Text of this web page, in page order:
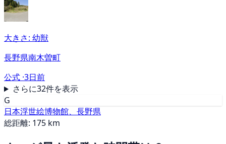
大きさ: 幼獣
長野県南木曽町
公式 ·3日前
さらに32件を表示
G
日本浮世絵博物館、長野県
総距離: 175 km